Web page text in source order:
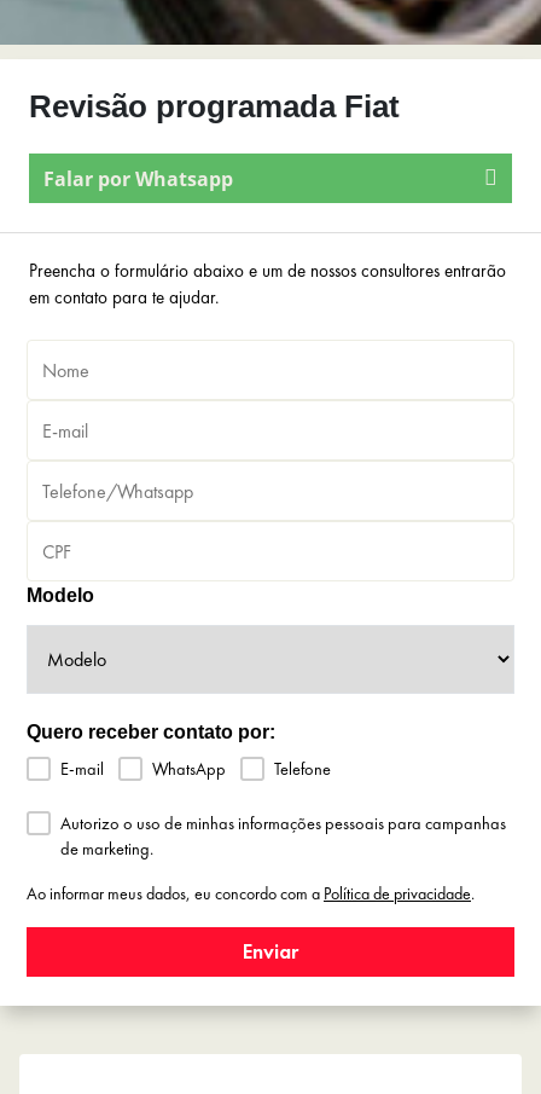
Revisão programada Fiat
Falar por Whatsapp
Preencha o formulário abaixo e um de nossos consultores entrarão
em contato para te ajudar.
Modelo
Quero receber contato por:
E-mail WhatsApp Telefone
Autorizo o uso de minhas informações pessoais para campanhas
de marketing.
Ao informar meus dados, eu concordo com a Política de privacidade.
Enviar